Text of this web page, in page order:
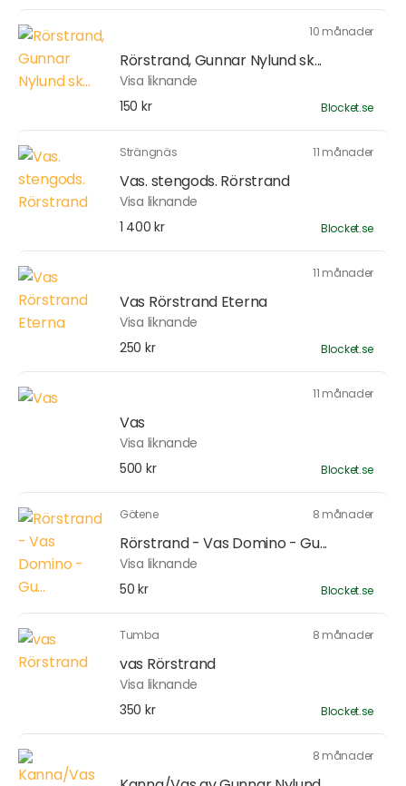
10 månader
Rörstrand, Gunnar Nylund sk...
Visa liknande
150 kr
Blocket.se
Strängnäs 11 månader
Vas. stengods. Rörstrand
Visa liknande
1 400 kr
Blocket.se
11 månader
Vas Rörstrand Eterna
Visa liknande
250 kr
Blocket.se
11 månader
Vas
Visa liknande
500 kr
Blocket.se
Götene 8 månader
Rörstrand - Vas Domino - Gu...
Visa liknande
50 kr
Blocket.se
Tumba 8 månader
vas Rörstrand
Visa liknande
350 kr
Blocket.se
8 månader